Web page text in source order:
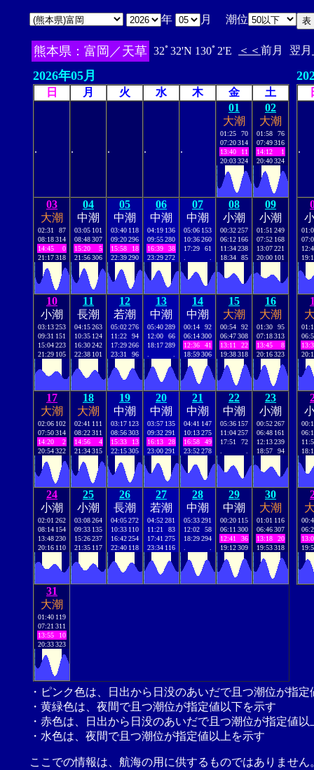
年 月 潮位
熊本県：富岡／天草 32ﾟ32'N 130ﾟ2'E ＜＜ 前月 翌月
2026年05月
日 月 火 水 木 金 土
. . . . .
01
大潮
01:25
70
07:20314
13:40
11
20:03324
02
大潮
01:58
76
07:49316
14:12
1
20:40324
03
大潮
02:31
87
08:18314
14:45
0
21:17318
04
中潮
03:05 101
08:48307
15:20
5
21:56306
05
中潮
03:40 118
09:20296
15:58
18
22:39290
06
中潮
04:19 136
09:55280
16:39
38
23:29272
07
中潮
05:06 153
10:36260
17:29
61
08
小潮
00:32257
06:12 166
11:34238
18:34
85
09
小潮
01:51 249
07:52 168
13:07221
20:00 101
10
小潮
03:13253
09:31 151
15:04223
21:29 105
11
長潮
04:15263
10:35 124
16:30242
22:38 101
12
若潮
05:02276
11:22
94
17:29266
23:31
96
13
中潮
05:40289
12:00
66
18:17289
14
中潮
00:14
92
06:14300
12:36
41
18:59306
15
大潮
00:54
92
06:47308
13:11
22
19:38318
16
大潮
01:30
95
07:18313
13:45
8
20:16323
17
大潮
02:06 102
07:50314
14:20
2
20:54322
18
大潮
02:41 111
08:22311
14:56
4
21:34315
19
中潮
03:17 123
08:56303
15:33
13
22:15305
20
中潮
03:57 135
09:32291
16:13
28
23:00291
21
中潮
04:41 147
10:13275
16:58
49
23:52278
22
中潮
05:36 157
11:04257
17:51
72
23
小潮
00:52267
06:48 161
12:13239
18:57
94
24
小潮
02:01 262
08:14 154
13:48230
20:16 110
25
小潮
03:08264
09:33 135
15:26237
21:35 117
26
長潮
04:05272
10:33 110
16:42254
22:40 118
27
若潮
04:52281
11:21
83
17:41 275
23:34 116
28
中潮
05:33291
12:02
58
18:29294
29
中潮
00:20 115
06:11 300
12:41
36
19:12309
30
大潮
01:01 116
06:46307
13:18
20
19:53318
31
大潮
01:40 119
07:21 311
13:55
10
20:33323
.
・ピンク色は、日出から日没のあいだで且つ潮位が指
・黄緑色は、夜間で且つ潮位が指定値以下を示す
・赤色は、日出から日没のあいだで且つ潮位が指定値以
・水色は、夜間で且つ潮位が指定値以上を示す
ここでの情報は、航海の用に供するものではありませ